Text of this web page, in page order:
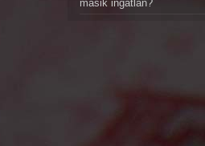
másik ingatlan?